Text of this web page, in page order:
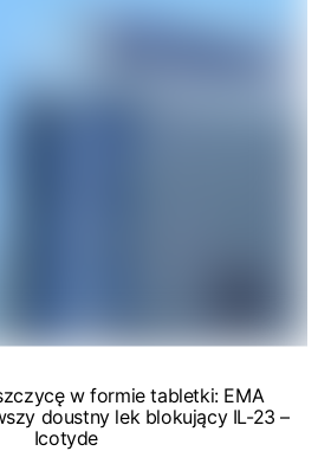
w formie tabletki: EMA
doustny lek blokujący IL-23 –
Icotyde